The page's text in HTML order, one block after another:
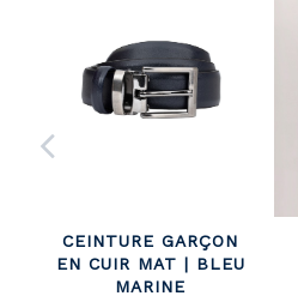
CEINTURE GARÇON
EN CUIR MAT | BLEU
MARINE